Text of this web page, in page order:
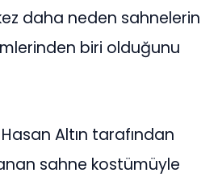
daha neden sahnelerin
biri olduğunu
Altın tarafından
sahne kostümüyle